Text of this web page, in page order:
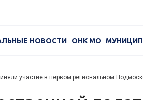
НОВОСТИ ОНК МО
участие в первом региональном